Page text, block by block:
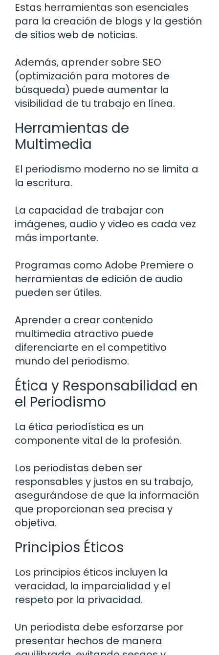
Estas herramientas son esenciales
para la creación de blogs y la gestión
de sitios web de noticias.
Además, aprender sobre SEO
(optimización para motores de
búsqueda) puede aumentar la
visibilidad de tu trabajo en línea.
Herramientas de
Multimedia
El periodismo moderno no se limita a
la escritura.
La capacidad de trabajar con
imágenes, audio y video es cada vez
más importante.
Programas como Adobe Premiere o
herramientas de edición de audio
pueden ser útiles.
Aprender a crear contenido
multimedia atractivo puede
diferenciarte en el competitivo
mundo del periodismo.
Ética y Responsabilidad en
el Periodismo
La ética periodística es un
componente vital de la profesión.
Los periodistas deben ser
responsables y justos en su trabajo,
asegurándose de que la información
que proporcionan sea precisa y
objetiva.
Principios Éticos
Los principios éticos incluyen la
veracidad, la imparcialidad y el
respeto por la privacidad.
Un periodista debe esforzarse por
presentar hechos de manera